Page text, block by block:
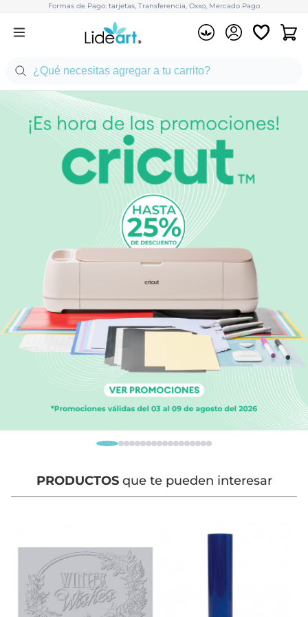
Formas de Pago: tarjetas, Transferencia, Oxxo, Mercado Pago
PRODUCTOSque te pueden interesar